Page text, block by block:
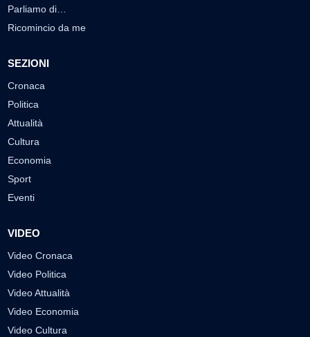
Parliamo di…
Ricomincio da me
SEZIONI
Cronaca
Politica
Attualità
Cultura
Economia
Sport
Eventi
VIDEO
Video Cronaca
Video Politica
Video Attualità
Video Economia
Video Cultura